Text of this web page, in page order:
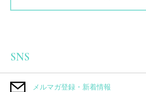
SNS
メルマガ登録・新着情報